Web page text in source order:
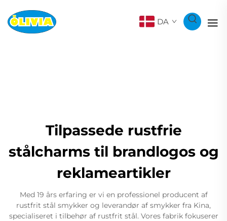
DA
Tilpassede rustfrie
stålcharms til brandlogos og
reklameartikler
Med 19 års erfaring er vi en professionel producent af
rustfrit stål smykker og leverandør af smykker fra Kina,
specialiseret i tilbehør af rustfrit stål. Vores fabrik fokuserer